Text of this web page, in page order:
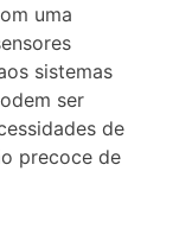
uma
sistemas
ser
de
precoce de